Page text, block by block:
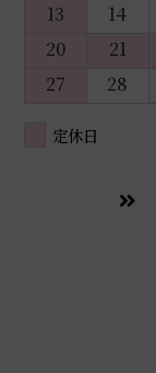
13
14
20
21
27
28
定休日